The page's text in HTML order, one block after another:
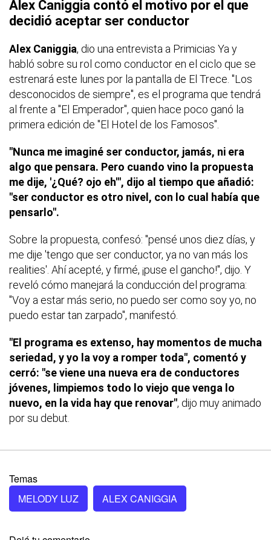
Alex Caniggia contó el motivo por el que
decidió aceptar ser conductor
Alex Caniggia, dio una entrevista a Primicias Ya y
habló sobre su rol como conductor en el ciclo que se
estrenará este lunes por la pantalla de El Trece. "Los
desconocidos de siempre", es el programa que tendrá
al frente a "El Emperador", quien hace poco ganó la
primera edición de "El Hotel de los Famosos".
"Nunca me imaginé ser conductor, jamás, ni era
algo que pensara. Pero cuando vino la propuesta
me dije, '¿Qué? ojo eh'", dijo al tiempo que añadió:
"ser conductor es otro nivel, con lo cual había que
pensarlo".
Sobre la propuesta, confesó: "pensé unos diez días, y
me dije 'tengo que ser conductor, ya no van más los
realities'. Ahí acepté, y firmé, ¡puse el gancho!", dijo. Y
reveló cómo manejará la conducción del programa:
"Voy a estar más serio, no puedo ser como soy yo, no
puedo estar tan zarpado", manifestó.
"El programa es extenso, hay momentos de mucha
seriedad, y yo la voy a romper toda", comentó y
cerró: "se viene una nueva era de conductores
jóvenes, limpiemos todo lo viejo que venga lo
nuevo, en la vida hay que renovar", dijo muy animado
por su debut.
Temas
MELODY LUZ
ALEX CANIGGIA